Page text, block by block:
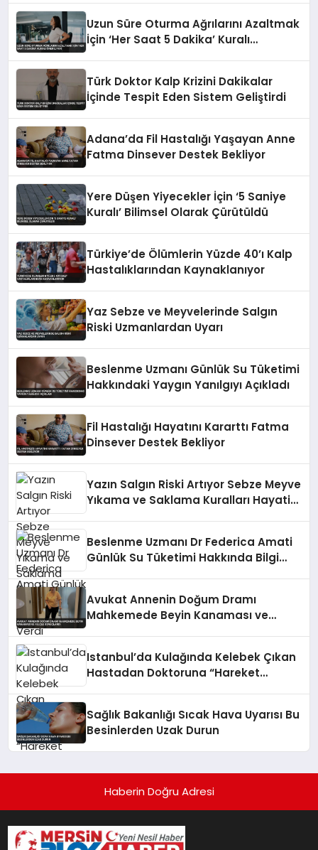
Uzun Süre Oturma Ağrılarını Azaltmak
İçin ‘Her Saat 5 Dakika’ Kuralı
Türk Doktor Kalp Krizini Dakikalar
İçinde Tespit Eden Sistem Geliştirdi
Adana’da Fil Hastalığı Yaşayan Anne
Fatma Dinsever Destek Bekliyor
Yere Düşen Yiyecekler İçin ‘5 Saniye
Kuralı’ Bilimsel Olarak Çürütüldü
Türkiye’de Ölümlerin Yüzde 40’ı Kalp
Hastalıklarından Kaynaklanıyor
Yaz Sebze ve Meyvelerinde Salgın
Riski Uzmanlardan Uyarı
Beslenme Uzmanı Günlük Su Tüketimi
Hakkındaki Yaygın Yanılgıyı Açıkladı
Fil Hastalığı Hayatını Kararttı Fatma
Dinsever Destek Bekliyor
Yazın Salgın Riski Artıyor Sebze Meyve
Yıkama ve Saklama Kuralları Hayati
Beslenme Uzmanı Dr Federica Amati
Günlük Su Tüketimi Hakkında Bilgi
Avukat Annenin Doğum Dramı
Mahkemede Beyin Kanaması ve
Istanbul’da Kulağında Kelebek Çıkan
Hastadan Doktoruna “Hareket
Sağlık Bakanlığı Sıcak Hava Uyarısı Bu
Besinlerden Uzak Durun
Haberin Doğru Adresi